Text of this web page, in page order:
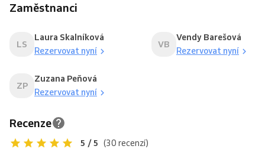
Zaměstnanci
LS
Laura Skalníková
Rezervovat nyní
VB
Vendy Barešová
Rezervovat nyní
ZP
Zuzana Peňová
Rezervovat nyní
Recenze
5 / 5 (30 recenzí)